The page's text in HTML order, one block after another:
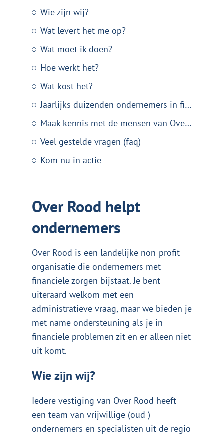
Wie zijn wij?
Wat levert het me op?
Wat moet ik doen?
Hoe werkt het?
Wat kost het?
Jaarlijks duizenden ondernemers in financiële problemen
Maak kennis met de mensen van Over Rood
Veel gestelde vragen (faq)
Kom nu in actie
Over Rood helpt
ondernemers
Over Rood is een landelijke non-profit
organisatie die ondernemers met
financiële zorgen bijstaat. Je bent
uiteraard welkom met een
administratieve vraag, maar we bieden je
met name ondersteuning als je in
financiële problemen zit en er alleen niet
uit komt.
Wie zijn wij?
Iedere vestiging van Over Rood heeft
een team van vrijwillige (oud-)
ondernemers en specialisten uit de regio